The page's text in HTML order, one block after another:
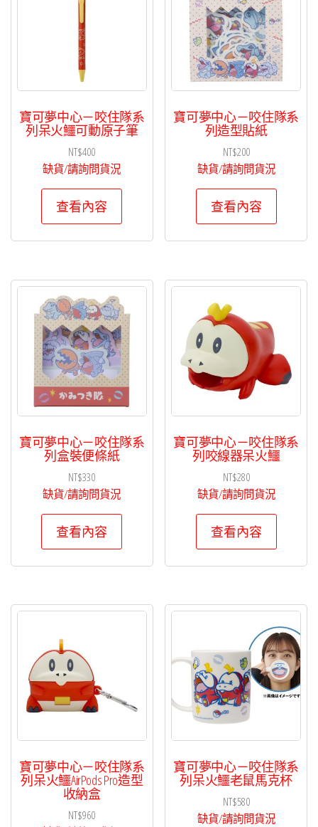
寶可夢中心－咬住隊系
列呆火鱷可動原子筆
NT$400
缺貨/請詢問貨況
查看內容
寶可夢中心－咬住隊系
列造型貼紙
NT$200
缺貨/請詢問貨況
查看內容
寶可夢中心－咬住隊系
列盒裝便條紙
NT$330
缺貨/請詢問貨況
查看內容
寶可夢中心－咬住隊系
列咬線器呆火鱷
NT$280
缺貨/請詢問貨況
查看內容
寶可夢中心－咬住隊系
列呆火鱷AirPods Pro造型
收納盒
NT$960
寶可夢中心－咬住隊系
列呆火鱷老鼠馬克杯
NT$580
缺貨/請詢問貨況